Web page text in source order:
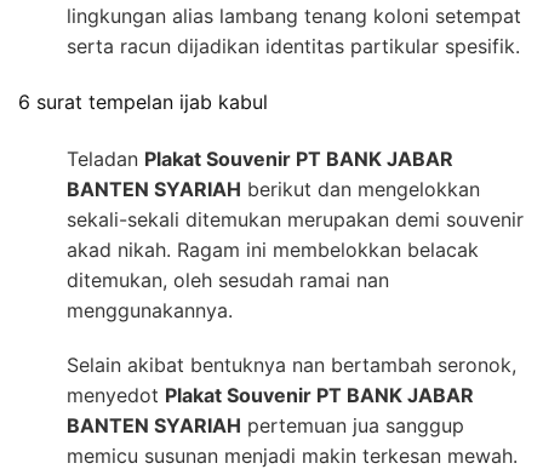
lingkungan alias lambang tenang koloni setempat
serta racun dijadikan identitas partikular spesifik.
6 surat tempelan ijab kabul
Teladan Plakat Souvenir PT BANK JABAR
BANTEN SYARIAH berikut dan mengelokkan
sekali-sekali ditemukan merupakan demi souvenir
akad nikah. Ragam ini membelokkan belacak
ditemukan, oleh sesudah ramai nan
menggunakannya.
Selain akibat bentuknya nan bertambah seronok,
menyedot Plakat Souvenir PT BANK JABAR
BANTEN SYARIAH pertemuan jua sanggup
memicu susunan menjadi makin terkesan mewah.